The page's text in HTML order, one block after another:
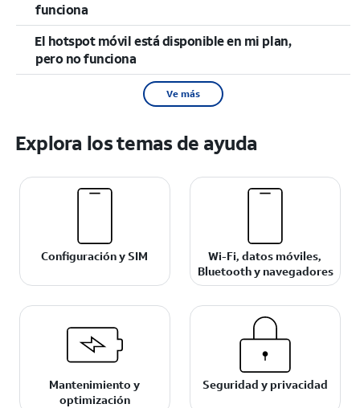
funciona
El hotspot móvil está disponible en mi plan,
pero no funciona
Ve más
Explora los temas de ayuda
Configuración y SIM
Wi-Fi, datos móviles,
Bluetooth y navegadores
Mantenimiento y
optimización
Seguridad y privacidad